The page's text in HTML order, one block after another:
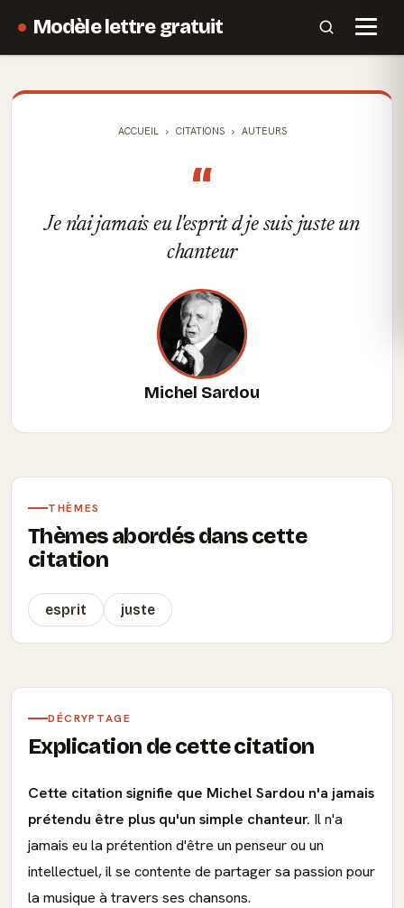
Modèle lettre gratuit
ACCUEIL CITATIONS AUTEURS
“
Je n'ai jamais eu l'esprit d je suis juste un
chanteur
Michel Sardou
THÈMES
Thèmes abordés dans cette
citation
esprit juste
DÉCRYPTAGE
Explication de cette citation
Cette citation signifie que Michel Sardou n'a jamais
prétendu être plus qu'un simple chanteur. Il n'a
jamais eu la prétention d'être un penseur ou un
intellectuel, il se contente de partager sa passion pour
la musique à travers ses chansons.